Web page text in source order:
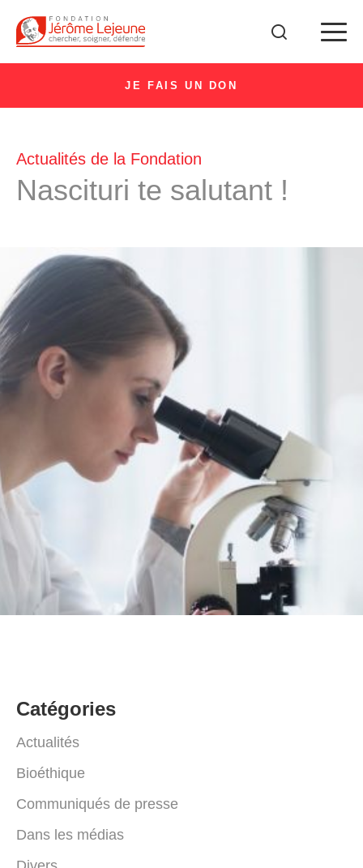
JE FAIS UN DON
Actualités de la Fondation
Nascituri te salutant !
Catégories
Actualités
Bioéthique
Communiqués de presse
Dans les médias